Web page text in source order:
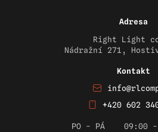
Adresa
Right Light
Nádražní 271,
Kontakt
+420 602
PO - PÁ 09:00